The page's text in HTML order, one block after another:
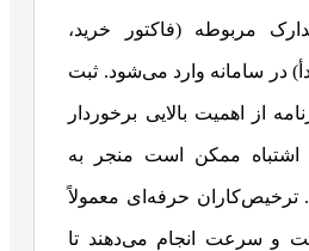
مربوطه (فاکتور خرید،
در سامانه وارد می‌شود. ثبت
از اهمیت بالایی برخوردار
اشتباه ممکن است منجر به
ترخیص‌کاران حرفه‌ای معمولاً
و سرعت انجام می‌دهند تا